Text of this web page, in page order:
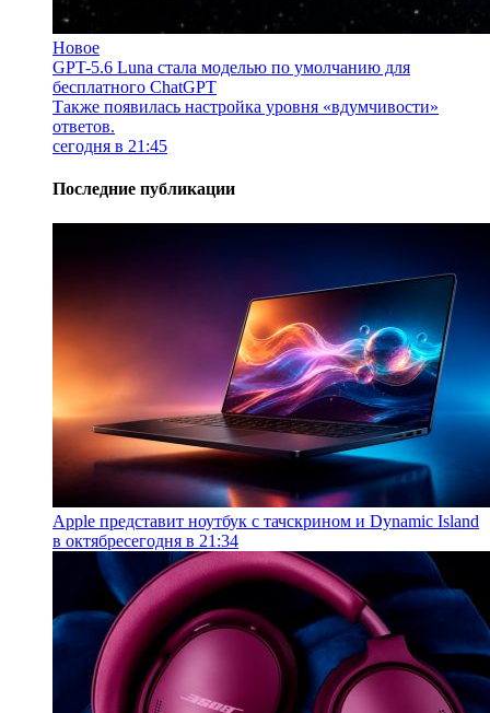
Новое
GPT-5.6 Luna стала моделью по умолчанию для
бесплатного ChatGPT
Также появилась настройка уровня «вдумчивости»
ответов.
сегодня в 21:45
Последние публикации
Apple представит ноутбук с тачскрином и Dynamic Island
в октябресегодня в 21:34